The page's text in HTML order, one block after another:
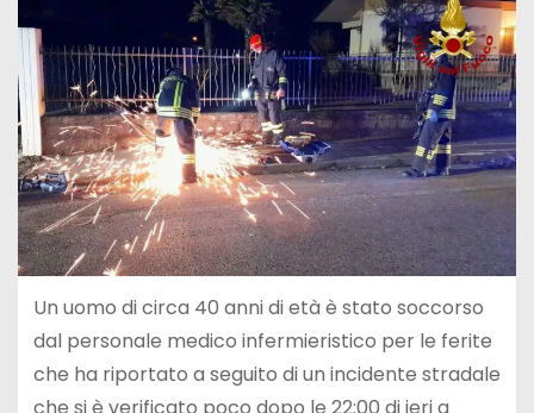
Un uomo di circa 40 anni di età è stato soccorso
dal personale medico infermieristico per le ferite
che ha riportato a seguito di un incidente stradale
che si è verificato poco dopo le 22:00 di ieri a